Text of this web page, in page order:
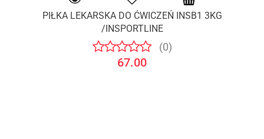
PIŁKA LEKARSKA DO ĆWICZEŃ INSB1 3KG
/INSPORTLINE
(0)
67.00